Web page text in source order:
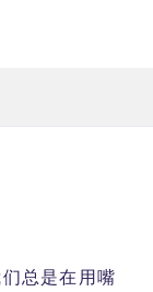
总是在用嘴